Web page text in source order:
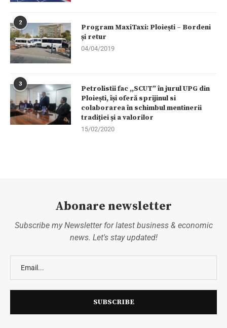
2
Program MaxiTaxi: Ploiești – Bordeni
și retur
04/04/2019
3
Petrolistii fac ,,SCUT” în jurul UPG din
Ploiești, își oferă sprijinul si
colaborarea în schimbul mentinerii
tradiției și a valorilor
15/02/2020
Abonare newsletter
Subscribe my Newsletter for latest business & economic
news. Let's stay updated!